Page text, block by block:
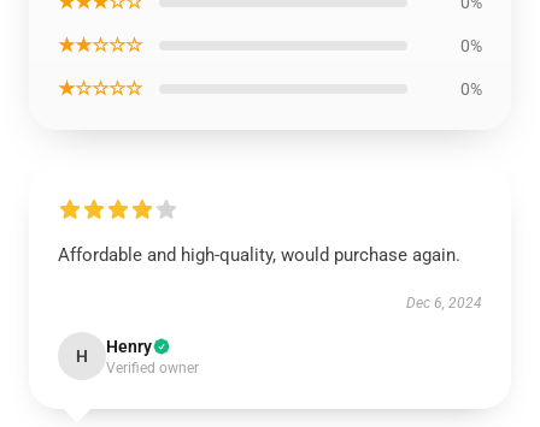
★★☆☆☆ 0%
★☆☆☆☆ 0%
Affordable and high-quality, would purchase again.
Dec 6, 2024
H Henry
Verified owner